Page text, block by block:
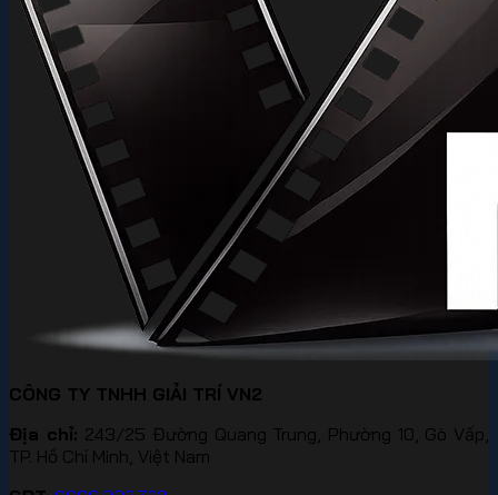
CÔNG TY TNHH GIẢI TRÍ VN2
Địa chỉ: 243/25 Đường Quang Trung, Phường 10, Gò Vấp,
TP. Hồ Chí Minh, Việt Nam